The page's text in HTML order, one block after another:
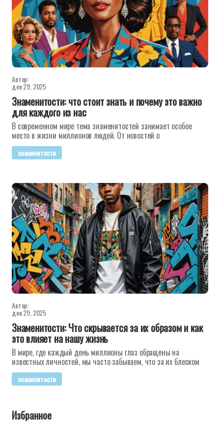
Автор:
дек 29, 2025
Знаменитости: что стоит знать и почему это важно
для каждого из нас
В современном мире тема знаменитостей занимает особое
место в жизни миллионов людей. От новостей о
знаменитости
Автор:
дек 29, 2025
Знаменитости: Что скрывается за их образом и как
это влияет на нашу жизнь
В мире, где каждый день миллионы глаз обращены на
известных личностей, мы часто забываем, что за их блеском
знаменитости
Избранное